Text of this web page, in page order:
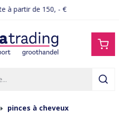
à partir de 150, - €
pinces à cheveux